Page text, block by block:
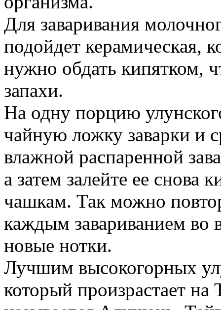
Для заваривания
подойдет керамическая,
нужно обдать кипятком,
запахи.
На одну порцию
чайную ложку заварки и
влажной распаренной
а затем залейте ее снова
чашкам. Так можно
каждым завариванием во
новые нотки.
Лучшим высокогорных
который произрастает на